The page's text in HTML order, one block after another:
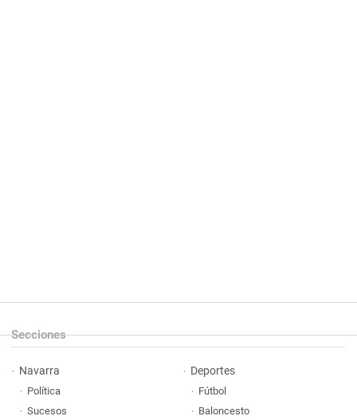
Secciones
Navarra
Política
Sucesos
Deportes
Fútbol
Baloncesto